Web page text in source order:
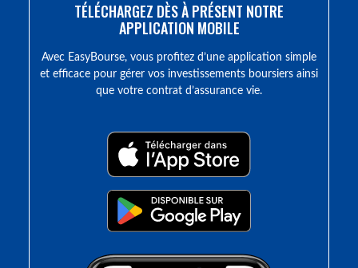
TÉLÉCHARGEZ DÈS À PRÉSENT NOTRE
APPLICATION MOBILE
Avec EasyBourse, vous profitez d’une application simple
et efficace pour gérer vos investissements boursiers ainsi
que votre contrat d’assurance vie.